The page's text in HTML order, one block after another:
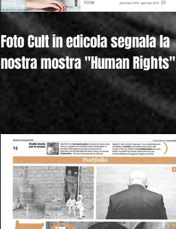
Foto Cult in edicola segnala la
nostra mostra "Human Rights"